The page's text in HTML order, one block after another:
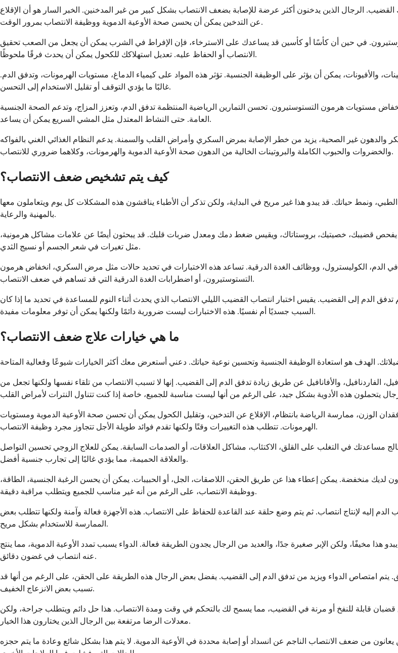
الرجال الذين يدخنون أكثر عرضة للإصابة بضعف الانتصاب بشكل كبير من غير المدخنين. الخبر السار هو أن الإقلاع
عن التدخين يمكن أن يحسن صحة الأوعية الدموية ووظيفة الانتصاب بمرور الوقت.
في حين أن كأسًا أو كأسين قد يساعدك على الاسترخاء، فإن الإفراط في الشرب يمكن أن يجعل من الصعب تحقيق
الانتصاب أو الحفاظ عليه. تعديل استهلاكك للكحول يمكن أن يحدث فرقًا ملحوظًا.
والأفيونات، يمكن أن يؤثر على الوظيفة الجنسية. تؤثر هذه المواد على كيمياء الدماغ، مستويات الهرمونات، وتدفق الدم.
غالبًا ما يؤدي التوقف أو تقليل الاستخدام إلى التحسن.
مستويات هرمون التستوستيرون. تحسن التمارين الرياضية المنتظمة تدفق الدم، وتعزز المزاج، وتدعم الصحة الجنسية
العامة. حتى النشاط المعتدل مثل المشي السريع يمكن أن يساعد.
والدهون غير الصحية، يزيد من خطر الإصابة بمرض السكري وأمراض القلب والسمنة. يدعم النظام الغذائي الغني بالفواكه
والخضروات والحبوب الكاملة والبروتينات الخالية من الدهون صحة الأوعية الدموية والهرمونات، وكلاهما ضروري للانتصاب.
كيف يتم تشخيص ضعف الانتصاب؟
ونمط حياتك. قد يبدو هذا غير مريح في البداية، ولكن تذكر أن الأطباء يناقشون هذه المشكلات كل يوم ويتعاملون معها
بالمهنية والرعاية.
يفحص قضيبك، خصيتيك، بروستاتاك، ويقيس ضغط دمك ومعدل ضربات قلبك. قد يبحثون أيضًا عن علامات مشاكل هرمونية،
مثل تغيرات في شعر الجسم أو نسيج الثدي.
الدم، الكوليسترول، ووظائف الغدة الدرقية. تساعد هذه الاختبارات في تحديد حالات مثل مرض السكري، انخفاض هرمون
التستوستيرون، أو اضطرابات الغدة الدرقية التي قد تساهم في ضعف الانتصاب.
الدم إلى القضيب. يقيس اختبار انتصاب القضيب الليلي الانتصاب الذي يحدث أثناء النوم للمساعدة في تحديد ما إذا كان
السبب جسديًا أم نفسيًا. هذه الاختبارات ليست ضرورية دائمًا ولكنها يمكن أن توفر معلومات مفيدة.
ما هي خيارات علاج ضعف الانتصاب؟
الفاردنافيل، والأفانافيل عن طريق زيادة تدفق الدم إلى القضيب. إنها لا تسبب الانتصاب من تلقاء نفسها ولكنها تجعل من
الوزن، ممارسة الرياضة بانتظام، الإقلاع عن التدخين، وتقليل الكحول يمكن أن تحسن صحة الأوعية الدموية ومستويات
الهرمونات. تتطلب هذه التغييرات وقتًا ولكنها تقدم فوائد طويلة الأجل تتجاوز مجرد وظيفة الانتصاب.
مساعدتك في التغلب على القلق، الاكتئاب، مشاكل العلاقات، أو الصدمات السابقة. يمكن للعلاج الزوجي تحسين التواصل
والعلاقة الحميمة، مما يؤدي غالبًا إلى تجارب جنسية أفضل.
لديك منخفضة. يمكن إعطاء هذا عن طريق الحقن، اللاصقات، الجل، أو الحبيبات. يمكن أن يحسن الرغبة الجنسية، الطاقة،
ووظيفة الانتصاب، على الرغم من أنه غير مناسب للجميع ويتطلب مراقبة دقيقة.
إليه لإنتاج انتصاب. ثم يتم وضع حلقة عند القاعدة للحفاظ على الانتصاب. هذه الأجهزة فعالة وآمنة ولكنها تتطلب بعض
الممارسة للاستخدام بشكل مريح.
ولكن الإبر صغيرة جدًا، والعديد من الرجال يجدون الطريقة فعالة. الدواء يسبب تمدد الأوعية الدموية، مما ينتج
عنه انتصاب في غضون دقائق.
يتم امتصاص الدواء ويزيد من تدفق الدم إلى القضيب. يفضل بعض الرجال هذه الطريقة على الحقن، على الرغم من أنها قد
تسبب بعض الانزعاج الخفيف.
قابلة للنفخ أو مرنة في القضيب، مما يسمح لك بالتحكم في وقت ومدة الانتصاب. هذا حل دائم ويتطلب جراحة، ولكن
معدلات الرضا مرتفعة بين الرجال الذين يختارون هذا الخيار.
يعانون من ضعف الانتصاب الناجم عن انسداد أو إصابة محددة في الأوعية الدموية. لا يتم هذا بشكل شائع وعادة ما يتم حجزه